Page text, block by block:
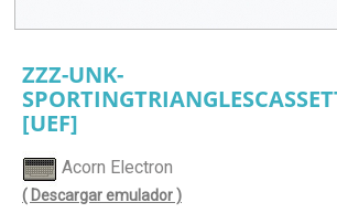
ZZZ-UNK-
[UEF]
Acorn Electron
( Descargar emulador )